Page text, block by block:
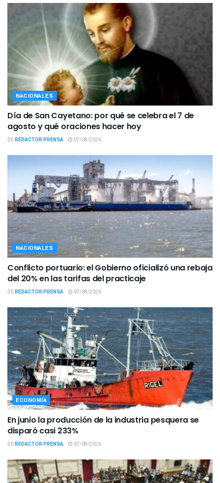
NACIONALES
Día de San Cayetano: por qué se celebra el 7 de
agosto y qué oraciones hacer hoy
DEREDACTOR PRENSA 07/08/2026
NACIONALES
Conflicto portuario: el Gobierno oficializó una rebaja
del 20% en las tarifas del practicaje
DEREDACTOR PRENSA 07/08/2026
ECONOMÍA
En junio la producción de la industria pesquera se
disparó casi 233%
DEREDACTOR PRENSA 07/08/2026